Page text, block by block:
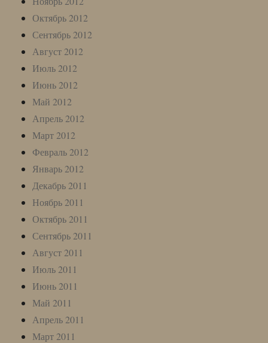
Октябрь 2012
Сентябрь 2012
Август 2012
Июль 2012
Июнь 2012
Май 2012
Апрель 2012
Март 2012
Февраль 2012
Январь 2012
Декабрь 2011
Ноябрь 2011
Октябрь 2011
Сентябрь 2011
Август 2011
Июль 2011
Июнь 2011
Май 2011
Апрель 2011
Март 2011